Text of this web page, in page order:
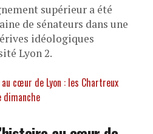
supérieur a été
de sénateurs dans une
idéologiques
Lyon 2.